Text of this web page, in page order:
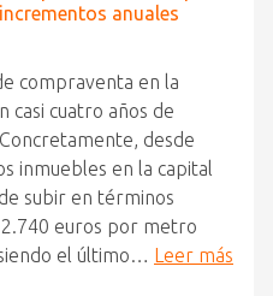
anuales
compraventa en la
casi cuatro años de
desde
inmuebles en la capital
subir en términos
2.740 euros por metro
el último… Leer más